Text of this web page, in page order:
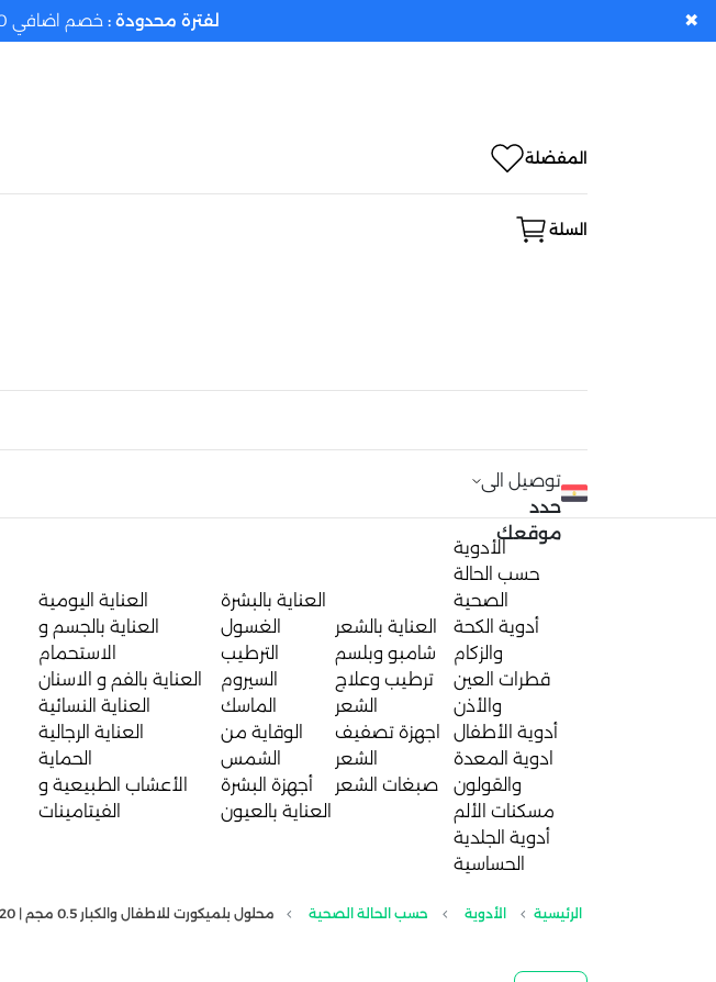
المفضلة
السلة
توصيل الى
حدد
موقعك
الأدوية
حسب الحالة
الصحية
أدوية الكحة
والزكام
قطرات العين
والأذن
أدوية الأطفال
ادوية المعدة
والقولون
مسكنات الألم
أدوية الجلدية
الحساسية
العناية بالشعر
شامبو وبلسم
ترطيب وعلاج
الشعر
اجهزة تصفيف
الشعر
صبغات الشعر
العناية بالبشرة
الغسول
الترطيب
السيروم
الماسك
الوقاية من
الشمس
أجهزة البشرة
العناية بالعيون
العناية اليومية
العناية بالجسم و
الاستحمام
العناية بالفم و الاسنان
العناية النسائية
العناية الرجالية
الحماية
الأعشاب الطبيعية و
الفيتامينات
الرئيسية الأدوية حسب الحالة الصحية محلول بلميكورت للاطفال والكبار 0.5 مجم | 20 امبول
لفترة محدودة : خصم اضافي 10% علي اول اوردر ليك بكوبون ✖